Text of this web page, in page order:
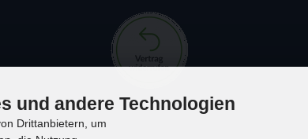
und andere Technologien
Drittanbietern, um